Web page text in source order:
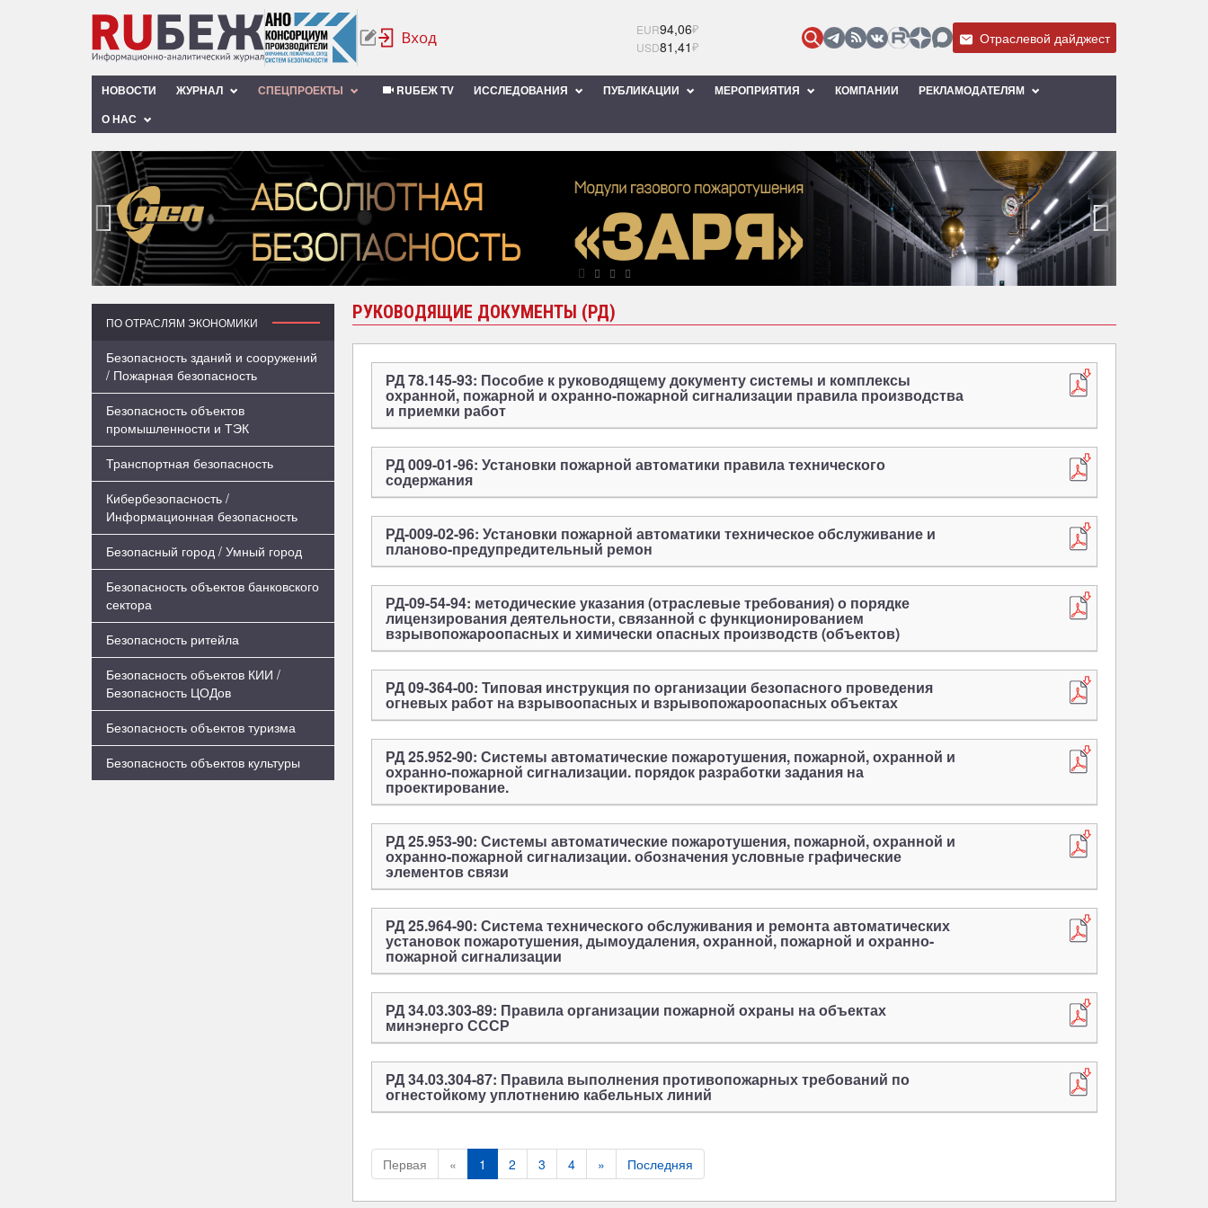
EUR94,06₽
USD81,41₽ Отраслевой дайджест
НОВОСТИ ЖУРНАЛ СПЕЦПРОЕКТЫ RUБЕЖ TV ИССЛЕДОВАНИЯ ПУБЛИКАЦИИ МЕРОПРИЯТИЯ КОМПАНИИ
РЕКЛАМОДАТЕЛЯМ
О НАС
‹
ПО ОТРАСЛЯМ ЭКОНОМИКИ
Безопасность зданий и сооружений
/ Пожарная безопасность
Безопасность объектов
промышленности и ТЭК
Транспортная безопасность
Кибербезопасность /
Информационная безопасность
Безопасный город / Умный город
Безопасность объектов банковского
сектора
Безопасность ритейла
Безопасность объектов КИИ /
Безопасность ЦОДов
Безопасность объектов туризма
Безопасность объектов культуры
РУКОВОДЯЩИЕ ДОКУМЕНТЫ (РД)
РД 78.145-93: Пособие к руководящему документу системы и комплексы
охранной, пожарной и охранно-пожарной сигнализации правила производства
и приемки работ
РД 009-01-96: Установки пожарной автоматики правила технического
содержания
РД-009-02-96: Установки пожарной автоматики техническое обслуживание и
планово-предупредительный ремон
РД-09-54-94: методические указания (отраслевые требования) о порядке
лицензирования деятельности, связанной с функционированием
взрывопожароопасных и химически опасных производств (объектов)
РД 09-364-00: Типовая инструкция по организации безопасного проведения
огневых работ на взрывоопасных и взрывопожароопасных объектах
РД 25.952-90: Системы автоматические пожаротушения, пожарной, охранной и
охранно-пожарной сигнализации. порядок разработки задания на
проектирование.
РД 25.953-90: Системы автоматические пожаротушения, пожарной, охранной и
охранно-пожарной сигнализации. обозначения условные графические
элементов связи
РД 25.964-90: Система технического обслуживания и ремонта автоматических
установок пожаротушения, дымоудаления, охранной, пожарной и охранно-
пожарной сигнализации
РД 34.03.303-89: Правила организации пожарной охраны на объектах
минэнерго СССР
РД 34.03.304-87: Правила выполнения противопожарных требований по
огнестойкому уплотнению кабельных линий
Первая « 1 2 3 4 » Последняя